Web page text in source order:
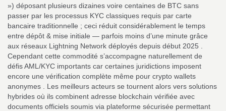
») déposant plusieurs dizaines voire centaines de BTC sans
passer par les processus KYC classiques requis par carte
bancaire traditionnelle ; ceci réduit considérablement le temps
entre dépôt & mise initiale — parfois moins d’une minute grâce
aux réseaux Lightning Network déployés depuis début 2025 .
Cependant cette commodité s’accompagne naturellement de
défis AML/KYC importants car certaines juridictions imposent
encore une vérification complète même pour crypto wallets
anonymes . Les meilleurs acteurs se tournent alors vers solutions
hybrides où ils combinent adresse blockchain vérifiée avec
documents officiels soumis via plateforme sécurisée permettant